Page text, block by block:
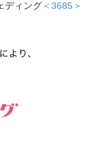
ディング ＜3685＞